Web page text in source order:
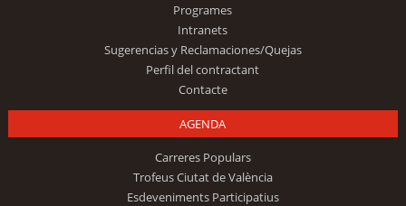
Programes
Intranets
Sugerencias y Reclamaciones/Quejas
Perfil del contractant
Contacte
AGENDA
Carreres Populars
Trofeus Ciutat de València
Esdeveniments Participatius